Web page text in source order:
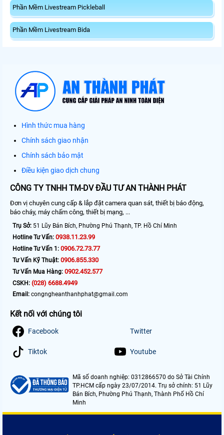
Phần Mềm Livestream Pickleball
Phần Mềm Livestream Bida
Hình thức mua hàng
Chính sách giao nhận
Chính sách bảo mật
Điều kiện giao dịch chung
CÔNG TY TNHH TM-DV ĐẦU TƯ AN THÀNH PHÁT
Đơn vị chuyên cung cấp & lắp đặt camera quan sát, thiết bị báo động,
báo cháy, máy chấm công, thiết bị mạng, ...
Trụ Sở: 51 Lũy Bán Bích, Phường Phú Thạnh, TP. Hồ Chí Minh
Hotline Tư Vấn: 0938.11.23.99
Hotline Tư Vấn 1: 0906.72.73.77
Tư Vấn Kỹ Thuật: 0906.855.330
Tư Vấn Mua Hàng: 0902.452.577
CSKH: (028) 6688.4949
Email: congngheanthanhphat@gmail.com
Kết nối với chúng tôi
Facebook Twitter
Tiktok Youtube
Mã số doanh nghiệp: 0312866570 do Sở Tài Chính
TP.HCM cấp ngày 23/07/2014. Trụ sở chính: 51 Lũy
Bán Bích, Phường Phú Thạnh, Thành Phố Hồ Chí
Minh